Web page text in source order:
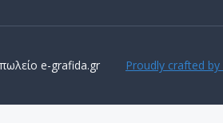
e-grafida.gr Proudly crafted by